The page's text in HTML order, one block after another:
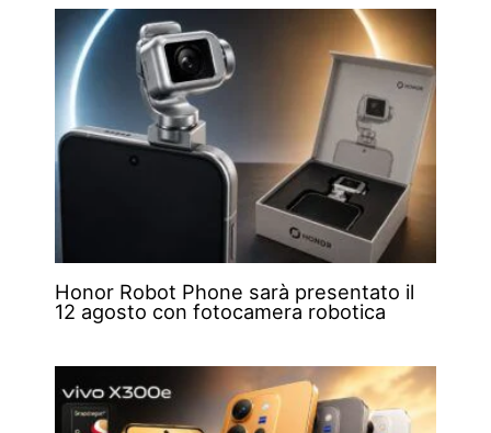
Honor Robot Phone sarà presentato il
12 agosto con fotocamera robotica